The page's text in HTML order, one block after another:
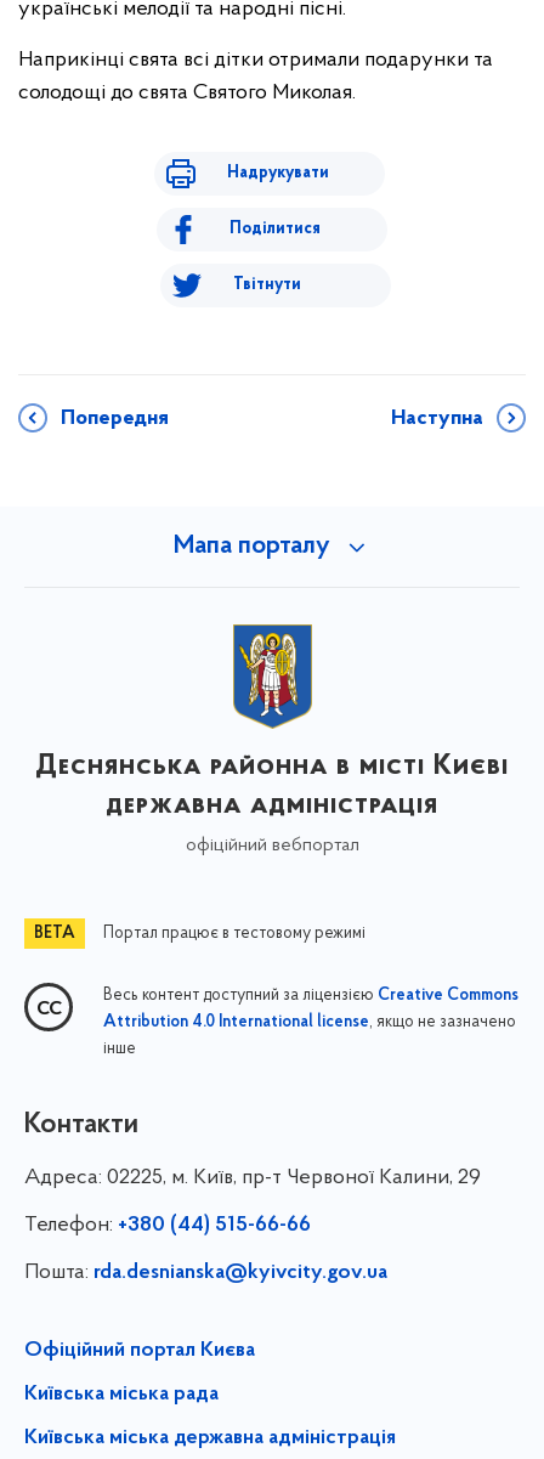
українські мелодії та народні пісні.
Наприкінці свята всі дітки отримали подарунки та
солодощі до свята Святого Миколая.
Надрукувати
Поділитися
Твітнути
Попередня Наступна
Мапа порталу
Деснянська районна в місті Києві
державна адміністрація
офіційний вебпортал
Портал працює в тестовому режимі
Весь контент доступний за ліцензією Creative Commons
Attribution 4.0 International license, якщо не зазначено
інше
Контакти
Адреса: 02225, м. Київ, пр-т Червоної Калини, 29
Телефон: +380 (44) 515-66-66
Пошта: rda.desnianska@kyivcity.gov.ua
Офіційний портал Києва
Київська міська рада
Київська міська державна адміністрація